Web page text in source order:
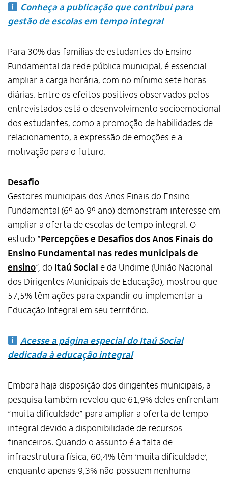
Conheça a publicação que contribui para
gestão de escolas em tempo integral
Para 30% das famílias de estudantes do Ensino
Fundamental da rede pública municipal, é essencial
ampliar a carga horária, com no mínimo sete horas
diárias. Entre os efeitos positivos observados pelos
entrevistados está o desenvolvimento socioemocional
dos estudantes, como a promoção de habilidades de
relacionamento, a expressão de emoções e a
motivação para o futuro.
Desafio
Gestores municipais dos Anos Finais do Ensino
Fundamental (6º ao 9º ano) demonstram interesse em
ampliar a oferta de escolas de tempo integral. O
estudo “Percepções e Desafios dos Anos Finais do
Ensino Fundamental nas redes municipais de
ensino”, do Itaú Social e da Undime (União Nacional
dos Dirigentes Municipais de Educação), mostrou que
57,5% têm ações para expandir ou implementar a
Educação Integral em seu território.
Acesse a página especial do Itaú Social
dedicada à educação integral
Embora haja disposição dos dirigentes municipais, a
pesquisa também revelou que 61,9% deles enfrentam
“muita dificuldade” para ampliar a oferta de tempo
integral devido a disponibilidade de recursos
financeiros. Quando o assunto é a falta de
infraestrutura física, 60,4% têm ‘muita dificuldade’,
enquanto apenas 9,3% não possuem nenhuma